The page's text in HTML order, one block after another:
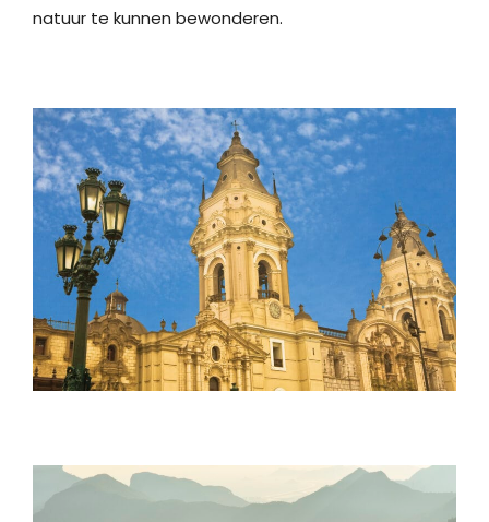
natuur te kunnen bewonderen.